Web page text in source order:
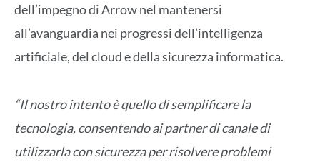
dell’impegno di Arrow nel mantenersi
all’avanguardia nei progressi dell’intelligenza
artificiale, del cloud e della sicurezza informatica.
“Il nostro intento è quello di semplificare la
tecnologia, consentendo ai partner di canale di
utilizzarla con sicurezza per risolvere problemi